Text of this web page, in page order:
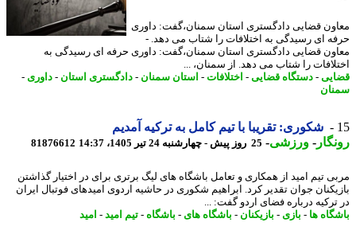
قضایی دادگستری استان سمنان،گفت: داوری
ای رسیدگی به اختلافات را شتاب می دهد. -
قضایی دادگستری استان سمنان،گفت: داوری حرفه ای رسیدگی به
را شتاب می دهد. از سمنان، ...
-دستگاه قضایی-اختلافات-استان سمنان-دادگستری استان-داوری -
شکوری: تقریبا با تیم کامل به ترکیه آمدیم
-ورزشی-25 روز پیش - چهارشنبه 24 تیر 1405، 14:37 81876612
تیم امید از همکاری و تعامل باشگاه های لیگ برتری برای در اختیار گذاشتن
جوان تقدیر کرد. ابراهیم شکوری در حاشیه اردوی امیدهای فوتبال ایران
درباره فضای اردو گفت: ...
ها- بازی - بازیکنان-باشگاه های -باشگاه-تیم امید -امید